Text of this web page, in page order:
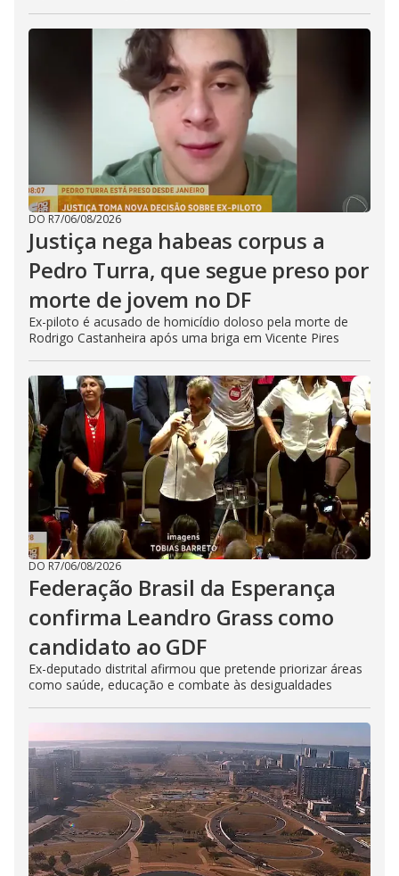
DO R7/06/08/2026
Justiça nega habeas corpus a
Pedro Turra, que segue preso por
morte de jovem no DF
Ex-piloto é acusado de homicídio doloso pela morte de
Rodrigo Castanheira após uma briga em Vicente Pires
DO R7/06/08/2026
Federação Brasil da Esperança
confirma Leandro Grass como
candidato ao GDF
Ex-deputado distrital afirmou que pretende priorizar áreas
como saúde, educação e combate às desigualdades